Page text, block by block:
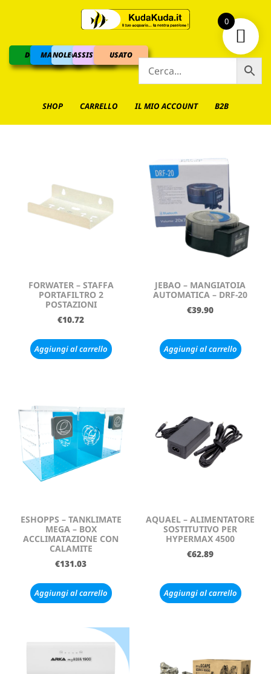
DOLCEMARINO
NOLEGGIOASSISTENZAUSATO
SHOP CARRELLO IL MIO ACCOUNT B2B
FORWATER – STAFFA
PORTAFILTRO 2
POSTAZIONI
€10.72
Aggiungi al carrello
JEBAO – MANGIATOIA
AUTOMATICA – DRF-20
€39.90
Aggiungi al carrello
ESHOPPS – TANKLIMATE
MEGA – BOX
ACCLIMATAZIONE CON
CALAMITE
€131.03
Aggiungi al carrello
AQUAEL – ALIMENTATORE
SOSTITUTIVO PER
HYPERMAX 4500
€62.89
Aggiungi al carrello
0